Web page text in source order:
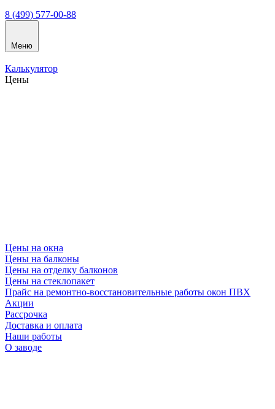
8 (499) 577-00-88
Меню
Калькулятор
Цены
Цены на окна
Цены на балконы
Цены на отделку балконов
Цены на стеклопакет
Прайс на ремонтно-восстановительные работы окон ПВХ
Акции
Рассрочка
Доставка и оплата
Наши работы
О заводе